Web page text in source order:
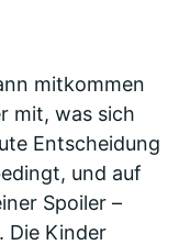
mitkommen
mit, was sich
Entscheidung
und auf
Spoiler –
Die Kinder